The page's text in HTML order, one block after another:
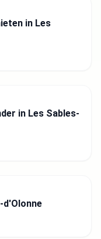
in Les
in Les Sables-
d'Olonne